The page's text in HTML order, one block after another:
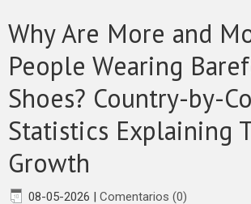
​Why Are More and
People Wearing
Shoes? Country-by-
Statistics Explaining
Growth
08-05-2026 | Comentarios (0)